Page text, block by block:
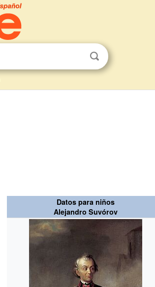
Datos para niños
Alejandro Suvórov